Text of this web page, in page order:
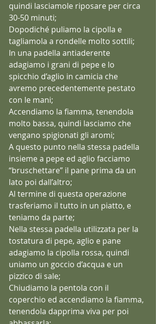
quindi lasciamole riposare per circa
30-50 minuti;
Dopodiché puliamo la cipolla e
tagliamola a rondelle molto sottili;
In una padella antiaderente
adagiamo i grani di pepe e lo
spicchio d’aglio in camicia che
avremo precedentemente pestato
con le mani;
Accendiamo la fiamma, tenendola
molto bassa, quindi lasciamo che
vengano spigionati gli aromi;
A questo punto nella stessa padella
insieme a pepe ed aglio facciamo
“bruschettare” il pane prima da un
lato poi dall’altro;
Al termine di questa operazione
trasferiamo il tutto in un piatto, e
teniamo da parte;
Nella stessa padella utilizzata per la
tostatura di pepe, aglio e pane
adagiamo la cipolla rossa, quindi
uniamo un goccio d’acqua e un
pizzico di sale;
Chiudiamo la pentola con il
coperchio ed accendiamo la fiamma,
tenendola dapprima viva per poi